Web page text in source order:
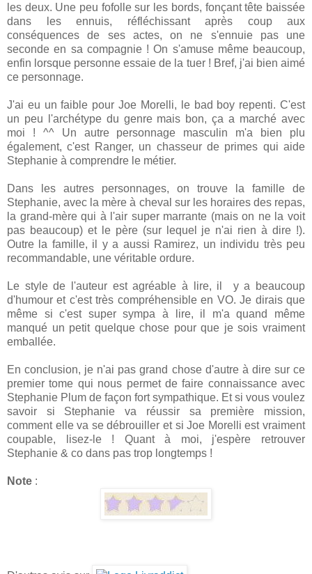
les deux. Une peu fofolle sur les bords, fonçant tête baissée
dans les ennuis, réfléchissant après coup aux
conséquences de ses actes, on ne s'ennuie pas une
seconde en sa compagnie ! On s'amuse même beaucoup,
enfin lorsque personne essaie de la tuer ! Bref, j'ai bien aimé
ce personnage.
J'ai eu un faible pour Joe Morelli, le bad boy repenti. C'est
un peu l'archétype du genre mais bon, ça a marché avec
moi ! ^^ Un autre personnage masculin m'a bien plu
également, c'est Ranger, un chasseur de primes qui aide
Stephanie à comprendre le métier.
Dans les autres personnages, on trouve la famille de
Stephanie, avec la mère à cheval sur les horaires des repas,
la grand-mère qui à l'air super marrante (mais on ne la voit
pas beaucoup) et le père (sur lequel je n'ai rien à dire !).
Outre la famille, il y a aussi Ramirez, un individu très peu
recommandable, une véritable ordure.
Le style de l'auteur est agréable à lire, il y a beaucoup
d'humour et c'est très compréhensible en VO. Je dirais que
même si c'est super sympa à lire, il m'a quand même
manqué un petit quelque chose pour que je sois vraiment
emballée.
En conclusion, je n'ai pas grand chose d'autre à dire sur ce
premier tome qui nous permet de faire connaissance avec
Stephanie Plum de façon fort sympathique. Et si vous voulez
savoir si Stephanie va réussir sa première mission,
comment elle va se débrouiller et si Joe Morelli est vraiment
coupable, lisez-le ! Quant à moi, j'espère retrouver
Stephanie & co dans pas trop longtemps !
Note :